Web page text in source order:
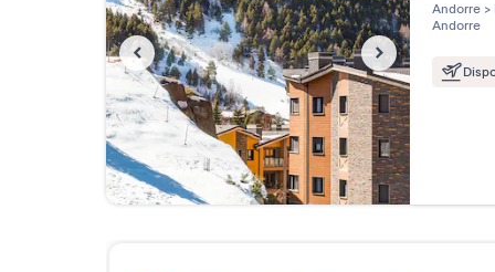
Andorre >
Andorre